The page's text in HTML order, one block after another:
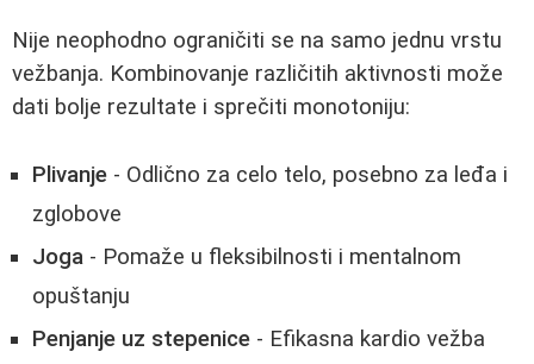
Nije neophodno ograničiti se na samo jednu vrstu
vežbanja. Kombinovanje različitih aktivnosti može
dati bolje rezultate i sprečiti monotoniju:
Plivanje - Odlično za celo telo, posebno za leđa i
zglobove
Joga - Pomaže u fleksibilnosti i mentalnom
opuštanju
Penjanje uz stepenice - Efikasna kardio vežba